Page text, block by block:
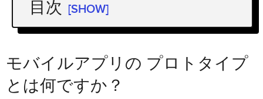
目次 [SHOW]
モバイルアプリの プロトタイプ とは何
ですか？
モバイルアプリの プロトタイプ の作ら
れる目的
モバイルアプリの プロトタイプ
とは何ですか？